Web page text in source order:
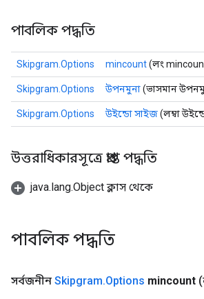
পাবলিক পদ্ধতি
Skipgram.Options mincount(লং
Skipgram.Options উপনমুনা(ভাসমান
Skipgram.Options উইন্ডো সাইজ(লম্বা
উত্তরাধিকারসূত্রে প্রাপ্ত পদ্ধতি
java.lang.Object ক্লাস থেকে
পাবলিক পদ্ধতি
সর্বজনীন Skipgram.Options mincount